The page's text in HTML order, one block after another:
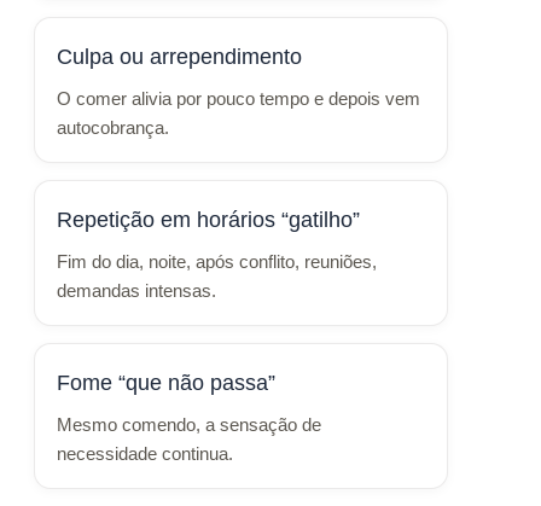
Culpa ou arrependimento
O comer alivia por pouco tempo e depois vem
autocobrança.
Repetição em horários “gatilho”
Fim do dia, noite, após conflito, reuniões,
demandas intensas.
Fome “que não passa”
Mesmo comendo, a sensação de
necessidade continua.